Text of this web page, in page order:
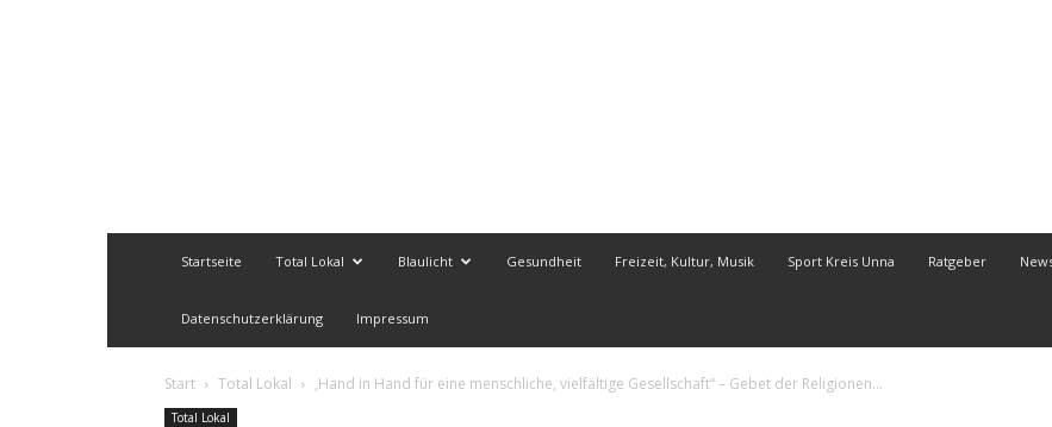
Startseite Total Lokal Blaulicht Gesundheit Freizeit, Kultur, Musik Sport Kreis Unna Ratgeber
Datenschutzerklärung Impressum
Start Total Lokal ,Hand in Hand für eine menschliche, vielfältige Gesellschaft“ – Gebet der Religionen...
Total Lokal